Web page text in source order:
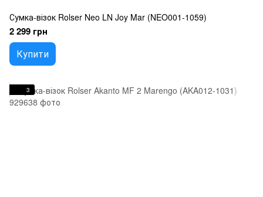
Сумка-візок Rolser Neo LN Joy Mar (NEO001-1059)
2 299 грн
Купити
3